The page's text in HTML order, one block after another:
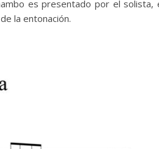
es presentado por el solista,
la entonación.